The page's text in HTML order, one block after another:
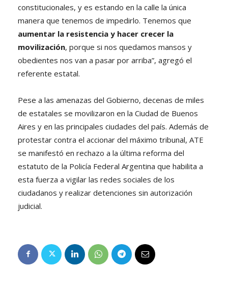
constitucionales, y es estando en la calle la única
manera que tenemos de impedirlo. Tenemos que
aumentar la resistencia y hacer crecer la
movilización, porque si nos quedamos mansos y
obedientes nos van a pasar por arriba”, agregó el
referente estatal.
Pese a las amenazas del Gobierno, decenas de miles
de estatales se movilizaron en la Ciudad de Buenos
Aires y en las principales ciudades del país. Además de
protestar contra el accionar del máximo tribunal, ATE
se manifestó en rechazo a la última reforma del
estatuto de la Policía Federal Argentina que habilita a
esta fuerza a vigilar las redes sociales de los
ciudadanos y realizar detenciones sin autorización
judicial.